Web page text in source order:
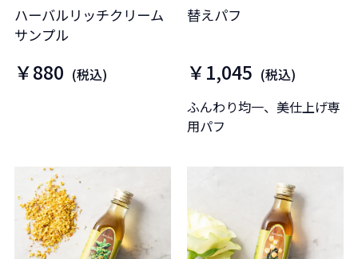
ハーバルリッチクリーム
サンプル
￥880 (税込)
替えパフ
￥1,045 (税込)
ふんわり均一、美仕上げ専
用パフ